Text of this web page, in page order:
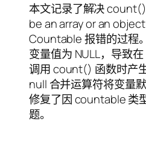
本文记录了解决
be an array or an
Countable 报错的过程
变量值为 NULL，导致
调用 count() 函数时产
null 合并运算符将变量
修复了因 countable 类
题。